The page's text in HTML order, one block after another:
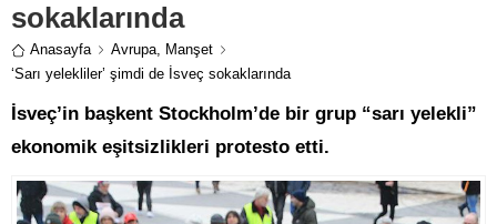
sokaklarında
Anasayfa Avrupa, Manşet
‘Sarı yelekliler’ şimdi de İsveç sokaklarında
İsveç’in başkent Stockholm’de bir grup “sarı yelekli”
ekonomik eşitsizlikleri protesto etti.